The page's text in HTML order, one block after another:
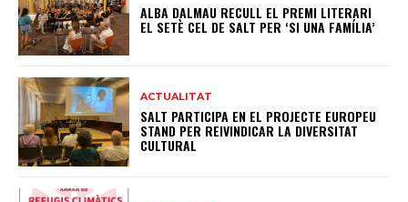
ALBA DALMAU RECULL EL PREMI LITERARI
EL SETÈ CEL DE SALT PER ‘SI UNA FAMÍLIA’
ACTUALITAT
SALT PARTICIPA EN EL PROJECTE EUROPEU
STAND PER REIVINDICAR LA DIVERSITAT
CULTURAL